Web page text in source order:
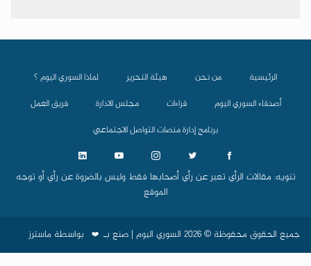
الرئيسية من نحن هيئة التحرير
لماذا السوري اليوم ؟
أصدقاء السوري اليوم
قراءات مجلس الادارة
فريق العمل
برنامج إدارة منصات التواصل الاجتماعي
تنويه: مقالات الرأي تعبر عن رأي أصحابها فقط وليس بالضروة عن رأي أو توجه
الموقع
جميع الحقوق محفوظة © 2026 السوري اليوم | صنع بـ ❤️ بواسطة ماسترز